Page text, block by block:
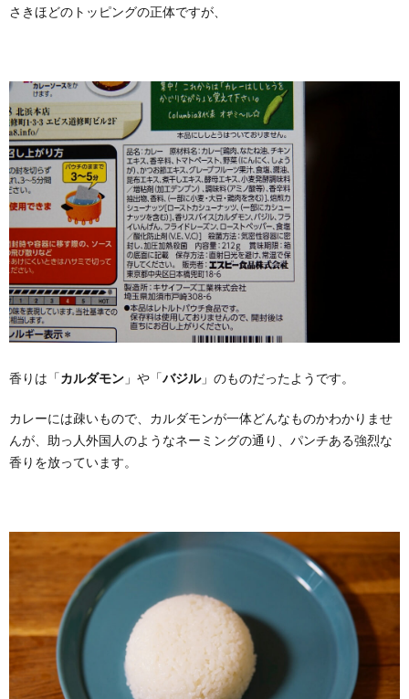
さきほどのトッピングの正体ですが、
香りは「カルダモン 」や「バジル」のものだったようです。
カレーには疎いもので、カルダモンが一体どんなものかわかりませ
んが、助っ人外国人のようなネーミングの通り、パンチある強烈な
香りを放っています。